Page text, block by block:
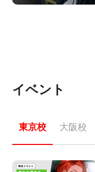
イベント
東京校 大阪校